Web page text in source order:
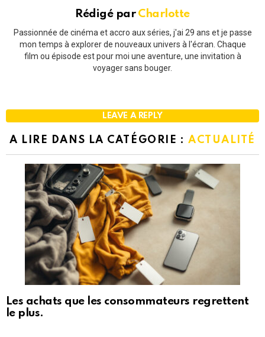
Rédigé par Charlotte
Passionnée de cinéma et accro aux séries, j'ai 29 ans et je passe
mon temps à explorer de nouveaux univers à l'écran. Chaque
film ou épisode est pour moi une aventure, une invitation à
voyager sans bouger.
LEAVE A REPLY
A LIRE DANS LA CATÉGORIE : ACTUALITÉ
Les achats que les consommateurs regrettent
le plus.